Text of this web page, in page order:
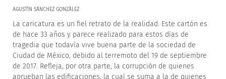
AGUSTÍN SÁNCHEZ GONZÁLEZ
La caricatura es un fiel retrato de la realidad. Este cartón es
de hace 33 años y parece realizado para estos días de
tragedia que todavía vive buena parte de la sociedad de
Ciudad de México, debido al terremoto del 19 de septiembre
de 2017. Refleja, por otra parte, la corrupción de quienes
aprueban las edificaciones, la cual se suma a la de quienes